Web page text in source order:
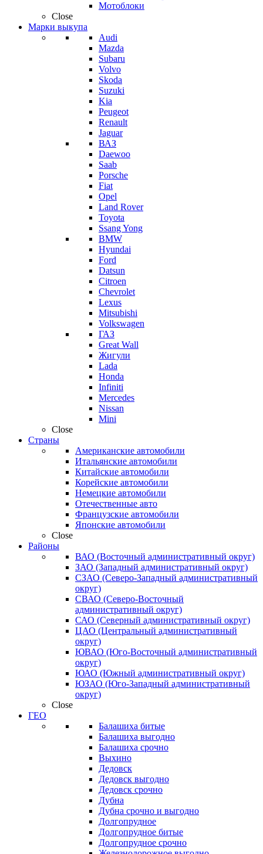
Мотоблоки
Close
Марки выкупа
Audi
Mazda
Subaru
Volvo
Skoda
Suzuki
Kia
Peugeot
Renault
Jaguar
ВАЗ
Daewoo
Saab
Porsche
Fiat
Opel
Land Rover
Toyota
Ssang Yong
BMW
Hyundai
Ford
Datsun
Citroen
Chevrolet
Lexus
Mitsubishi
Volkswagen
ГАЗ
Great Wall
Жигули
Lada
Honda
Infiniti
Mercedes
Nissan
Mini
Close
Страны
Американские автомобили
Итальянские автомобили
Китайские автомобили
Корейские автомобили
Немецкие автомобили
Отечественные авто
Французские автомобили
Японские автомобили
Close
Районы
ВАО (Восточный административный округ)
ЗАО (Западный административный округ)
СЗАО (Северо-Западный административный
округ)
СВАО (Северо-Восточный
административный округ)
САО (Северный административный округ)
ЦАО (Центральный административный
округ)
ЮВАО (Юго-Восточный административный
округ)
ЮАО (Южный административный округ)
ЮЗАО (Юго-Западный административный
округ)
Close
ГЕО
Балашиха битые
Балашиха выгодно
Балашиха срочно
Выхино
Дедовск
Дедовск выгодно
Дедовск срочно
Дубна
Дубна срочно и выгодно
Долгопрудное
Долгопрудное битые
Долгопрудное срочно